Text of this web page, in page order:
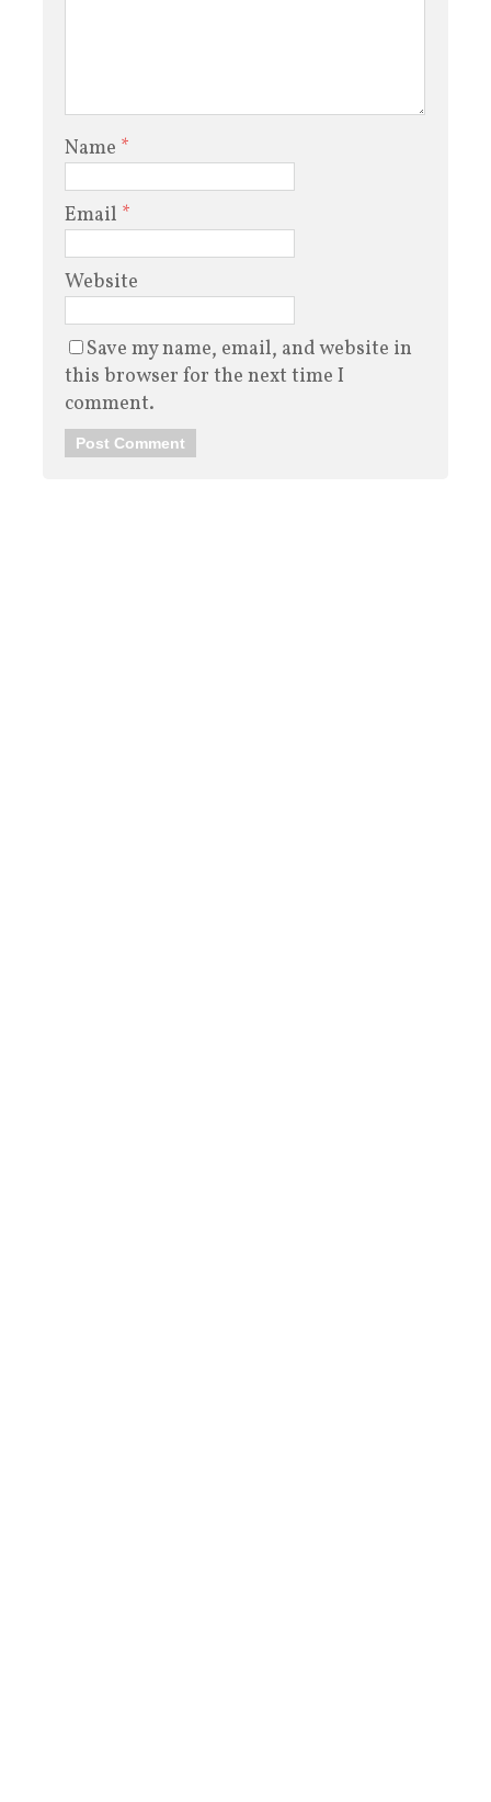
Name *
Email *
Website
Save my name, email, and website in
this browser for the next time I
comment.